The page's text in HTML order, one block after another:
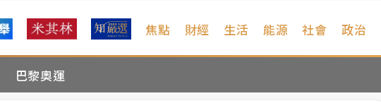
焦點 財經 生活 能源 社會 政治
巴黎奧運
下午4時強制拖吊 中午開放水門周邊紅黃線停車